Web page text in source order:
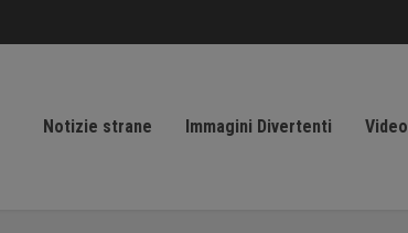
Notizie strane Immagini Divertenti Video